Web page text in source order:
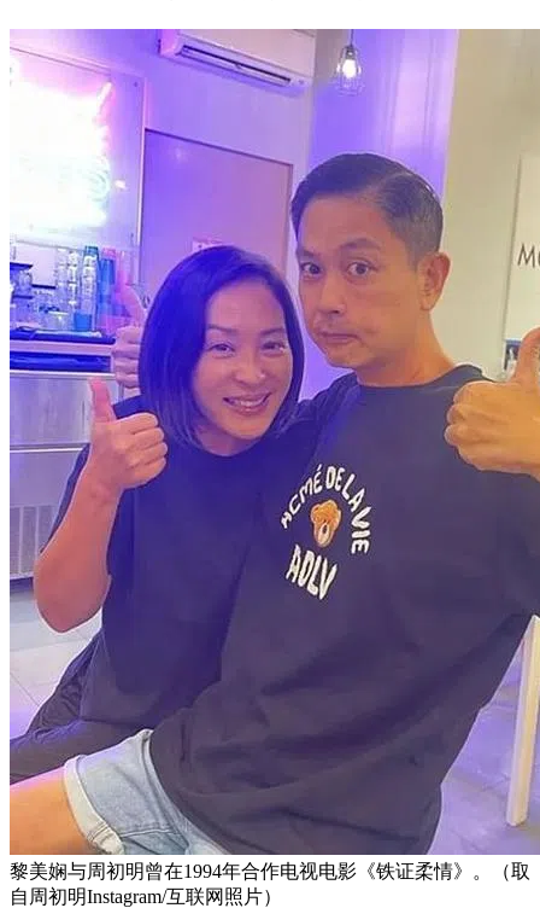
黎美娴与周初明曾在1994年合作电视电影《铁证柔情》。（取
自周初明Instagram/互联网照片）